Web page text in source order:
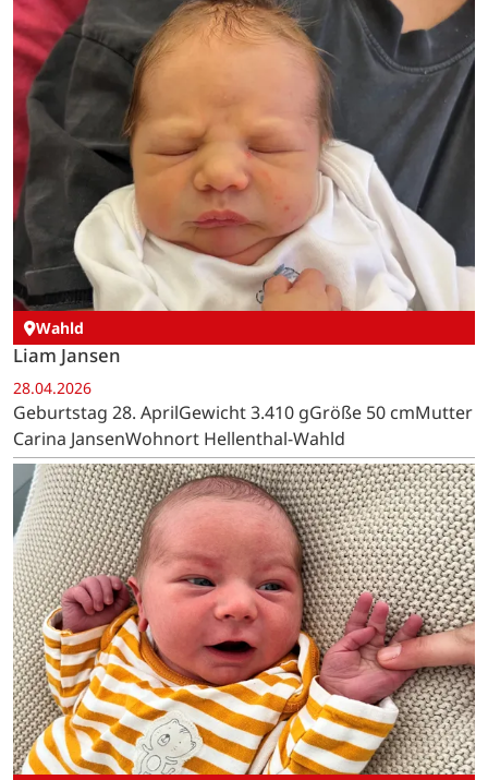
Wahld
Liam Jansen
28.04.2026
Geburtstag 28. AprilGewicht 3.410 gGröße 50 cmMutter
Carina JansenWohnort Hellenthal-Wahld